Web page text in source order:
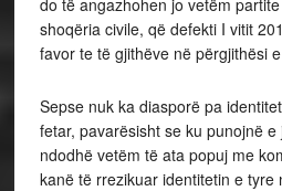
do të angazhohen jo vetëm
shoqëria civile, që defekti I vitit
favor te të gjithëve në përgjithësi
Sepse nuk ka diasporë pa
fetar, pavarësisht se ku punojnë
ndodhë vetëm të ata popuj me
kanë të rrezikuar identitetin e tyre